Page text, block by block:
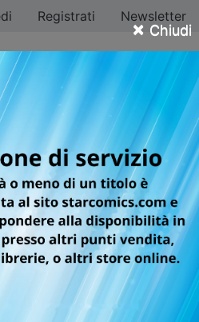
× Chiudi
Registrati Newsletter